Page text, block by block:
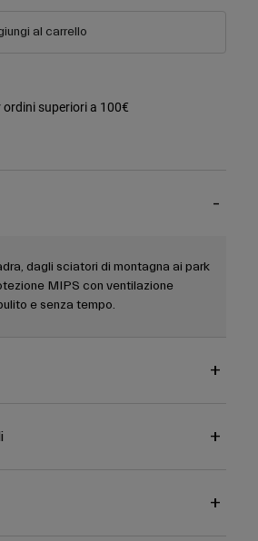
al carrello
superiori a 100€
dagli sciatori di montagna ai park
MIPS con ventilazione
e senza tempo.